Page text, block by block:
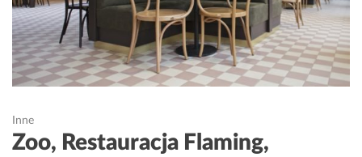
Inne
Zoo, Restauracja Flaming,